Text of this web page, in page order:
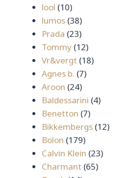
lool 1010
สินค้า
lumos 3838
สินค้า
Prada 2323
สินค้า
Tommy 1212
สินค้า
Vr&vergt 1818
Agnes b. 77
Aroon 2424
สินค้า
Baldessarini 44
Benetton 77
สินค้า
Bikkembergs 1212
Bolon 179179
สินค้า
Calvin Klein 2323
Charmant 6565